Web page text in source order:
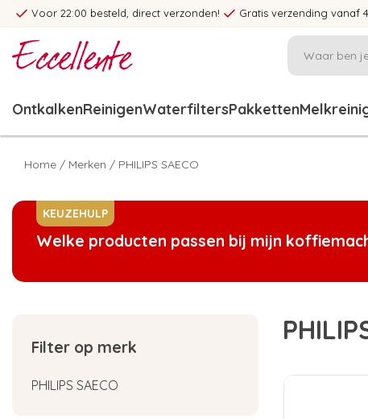
Voor 22:00 besteld, direct verzonden! Gratis verzending vanaf
OntkalkenReinigenWaterfiltersPakketten
Home / Merken / PHILIPS SAECO
KEUZEHULP
Welke producten passen bij mijn
Filter op merk
PHILIPS SAECO